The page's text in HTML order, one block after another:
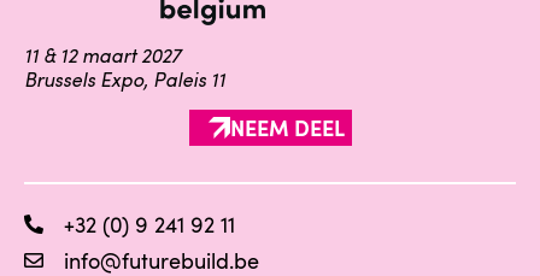
11 & 12 maart 2027
Brussels Expo, Paleis 11
NEEM DEEL
+32 (0) 9 241 92 11
info@futurebuild.be